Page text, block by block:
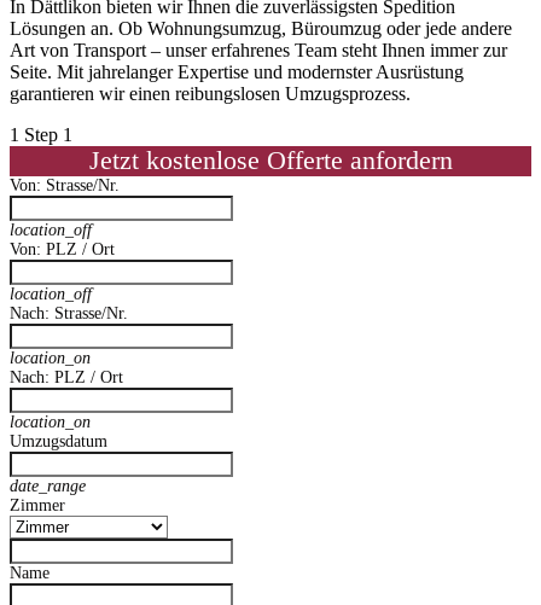
In Dättlikon bieten wir Ihnen die zuverlässigsten Spedition
Lösungen an. Ob Wohnungsumzug, Büroumzug oder jede andere
Art von Transport – unser erfahrenes Team steht Ihnen immer zur
Seite. Mit jahrelanger Expertise und modernster Ausrüstung
garantieren wir einen reibungslosen Umzugsprozess.
1 Step 1
Jetzt kostenlose Offerte anfordern
Von: Strasse/Nr.
location_off
Von: PLZ / Ort
location_off
Nach: Strasse/Nr.
location_on
Nach: PLZ / Ort
location_on
Umzugsdatum
date_range
Zimmer
Name